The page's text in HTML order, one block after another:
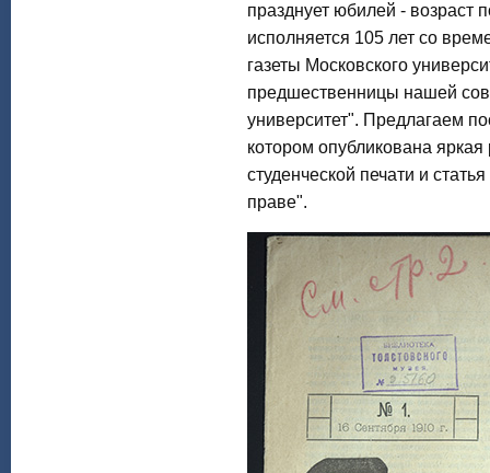
празднует юбилей - возраст
исполняется 105 лет со
газеты Московского
предшественницы нашей
университет". Предлагаем
котором опубликована
студенческой печати и
праве".